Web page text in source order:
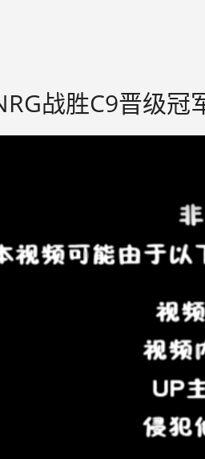
战胜C9晋级冠